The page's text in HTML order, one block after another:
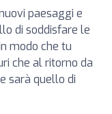
paesaggi e
di soddisfare le
modo che tu
che al ritorno da
sarà quello di